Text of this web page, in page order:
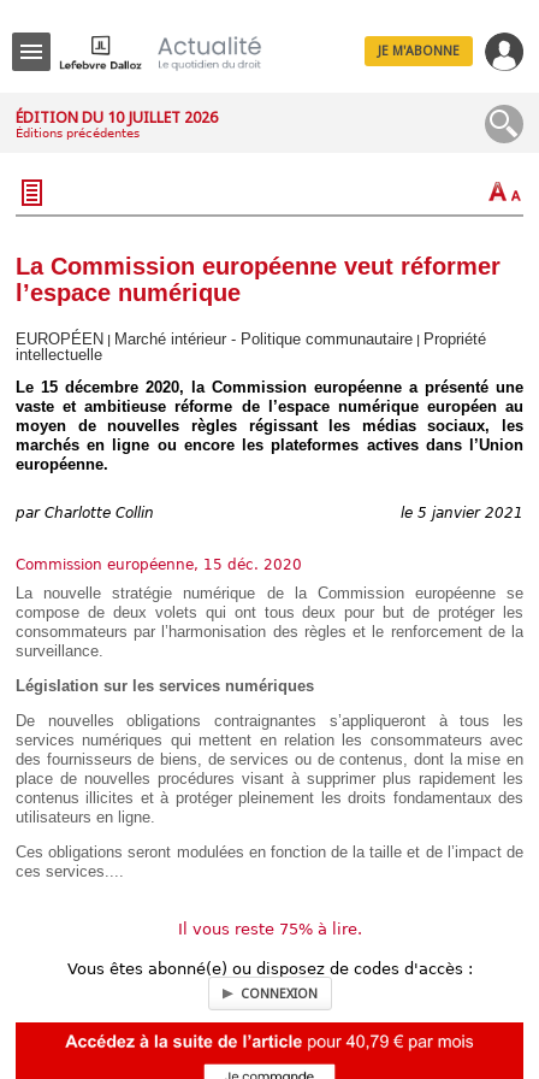
IT
JE M'ABONNE
ÉDITION DU 10 JUILLET 2026
Éditions précédentes
La Commission européenne veut réformer
l’espace numérique
EUROPÉEN Marché intérieur - Politique communautaire
Propriété
intellectuelle
Le 15 décembre 2020, la Commission européenne a présenté une
vaste et ambitieuse réforme de l’espace numérique européen au
moyen de nouvelles règles régissant les médias sociaux, les
marchés en ligne ou encore les plateformes actives dans l’Union
européenne.
par Charlotte Collin le 5 janvier 2021
Commission européenne, 15 déc. 2020
La nouvelle stratégie numérique de la Commission européenne se
compose de deux volets qui ont tous deux pour but de protéger les
consommateurs par l’harmonisation des règles et le renforcement de la
surveillance.
Législation sur les services numériques
De nouvelles obligations contraignantes s’appliqueront à tous les
services numériques qui mettent en relation les consommateurs avec
des fournisseurs de biens, de services ou de contenus, dont la mise en
place de nouvelles procédures visant à supprimer plus rapidement les
contenus illicites et à protéger pleinement les droits fondamentaux des
utilisateurs en ligne.
Ces obligations seront modulées en fonction de la taille et de l’impact de
ces services....
Il vous reste 75% à lire.
Vous êtes abonné(e) ou disposez de codes d'accès :
CONNEXION